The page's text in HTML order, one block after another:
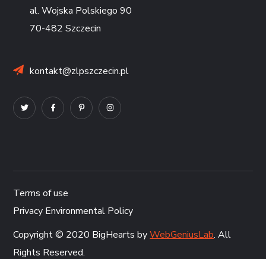
al. Wojska Polskiego 90
70-482 Szczecin
kontakt@zlpszczecin.pl
Terms of use
Privacy Environmental Policy
Copyright © 2020 BigHearts byWebGeniusLab. All
Rights Reserved.